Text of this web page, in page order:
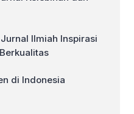
Ilmiah Inspirasi
di Indonesia